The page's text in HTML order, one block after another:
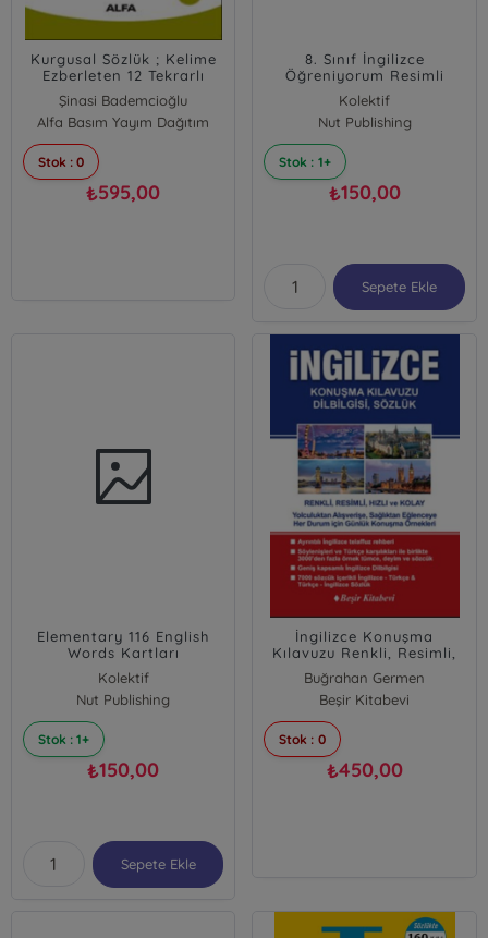
Kurgusal Sözlük ; Kelime
Ezberleten 12 Tekrarlı
Şinasi Bademcioğlu
Alfa Basım Yayım Dağıtım
Stok : 0
₺595,00
8. Sınıf İngilizce
Öğreniyorum Resimli
Kelime Kartları
Kolektif
Nut Publishing
Stok : 1+
₺150,00
Sepete Ekle
Elementary 116 English
Words Kartları
Kolektif
Nut Publishing
Stok : 1+
₺150,00
Sepete Ekle
İngilizce Konuşma
Kılavuzu Renkli, Resimli,
Hızlı ve Kolay
Buğrahan Germen
Beşir Kitabevi
Stok : 0
₺450,00